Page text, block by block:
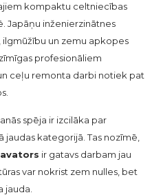
kompaktu celtniecības
Japāņu inženierzinātnes
ilgmūžību un zemu apkopes
profesionāliem
ceļu remonta darbi notiek pat
spēja ir izcilāka par
kategorijā. Tas nozīmē,
ir gatavs darbam jau
var nokrist zem nulles, bet
jauda.